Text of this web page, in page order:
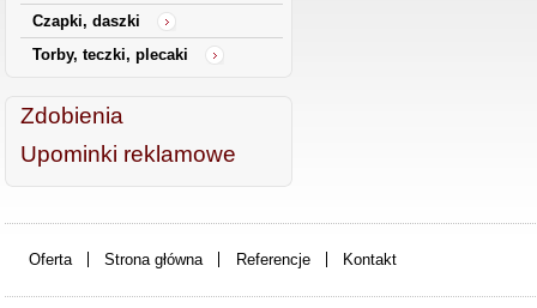
Czapki, daszki
Torby, teczki, plecaki
Zdobienia
Upominki reklamowe
Oferta Strona główna Referencje Kontakt